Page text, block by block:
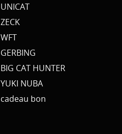
UNICAT
ZECK
WFT
GERBING
BIG CAT HUNTER
YUKI NUBA
cadeau bon